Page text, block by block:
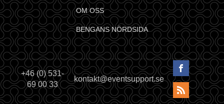
OM OSS
BENGANS NÖRDSIDA
+46 (0) 531-
69 00 33
kontakt@eventsupport.se